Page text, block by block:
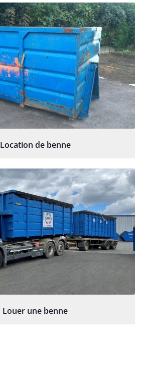
Location de benne
Louer une benne